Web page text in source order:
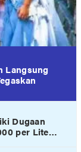
Langsung
Dugaan
per Lite…